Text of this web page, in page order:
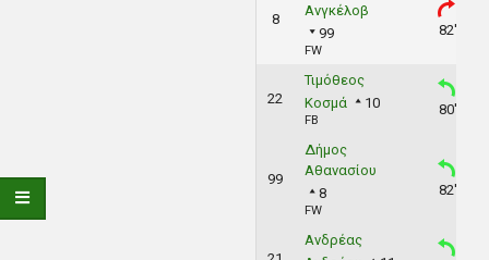
8
Ανγκέλοβ
99
FW
82'
22
Τιμόθεος
Κοσμά
10
FB
80'
99
Δήμος
Αθανασίου
8
FW
82'
Ανδρέας